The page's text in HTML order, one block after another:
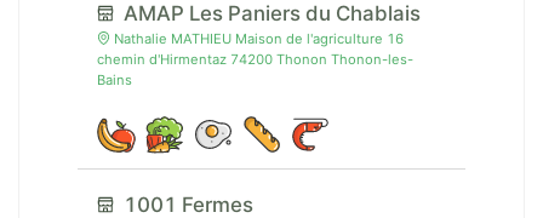
AMAP Les Paniers du Chablais
Nathalie MATHIEU Maison de l'agriculture 16
chemin d'Hirmentaz 74200 Thonon Thonon-les-
Bains
1001 Fermes